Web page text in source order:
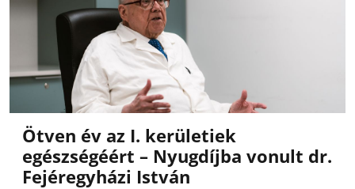
Ötven év az I. kerületiek
egészségéért – Nyugdíjba vonult dr.
Fejéregyházi István